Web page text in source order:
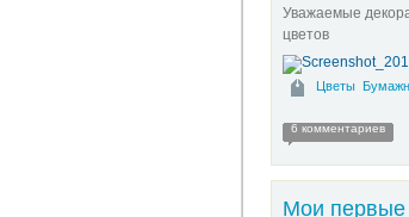
Уважаемые
цветов
Цветы
6 комментариев
Мои первые